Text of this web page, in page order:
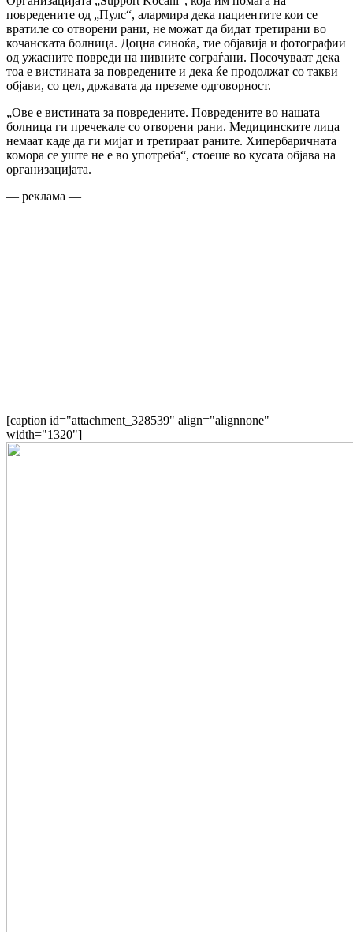
повредените од „Пулс“, алармира дека пациентите кои се
вратиле со отворени рани, не можат да бидат третирани во
кочанската болница. Доцна синоќа, тие објавија и фотографии
од ужасните повреди на нивните сограѓани. Посочуваат дека
тоа е вистината за повредените и дека ќе продолжат со такви
објави, со цел, државата да преземе одговорност.
„Ове е вистината за повредените. Повредените во нашата
болница ги пречекале со отворени рани. Медицинските лица
немаат каде да ги мијат и третираат раните. Хипербаричната
комора се уште не е во употреба“, стоеше во кусата објава на
организацијата.
— реклама —
[caption id="attachment_328539" align="alignnone"
width="1320"]